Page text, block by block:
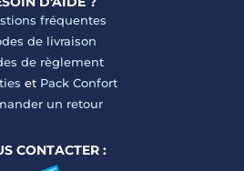
fréquentes
de livraison
de règlement
et Pack Confort
un retour
CONTACTER :